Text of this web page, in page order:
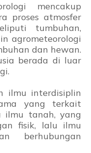
mencakup
proses atmosfer
tumbuhan,
agrometeorologi
dan hewan.
berada di luar
ilmu interdisiplin
yang terkait
ilmu tanah, yang
fisik, lalu ilmu
berhubungan